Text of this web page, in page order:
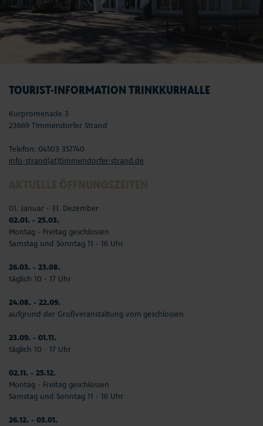
TOURIST-INFORMATION TRINKKURHALLE
Kurpromenade 3
23669 Timmendorfer Strand
Telefon: 04503 357740
info-strand(at)timmendorfer-strand.de
01. Januar - 31. Dezember
02.01. - 25.03.
Montag - Freitag geschlossen
Samstag und Sonntag 11 - 16 Uhr
26.03. - 23.08.
täglich 10 - 17 Uhr
24.08. - 22.09.
aufgrund der Großveranstaltung vom geschlossen
23.09. - 01.11.
täglich 10 - 17 Uhr
02.11. - 25.12.
Montag - Freitag geschlossen
Samstag und Sonntag 11 - 16 Uhr
26.12. - 03.01.